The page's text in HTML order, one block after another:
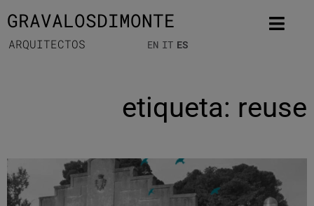
GRAVALOSDIMONTE
ARQUITECTOS EN IT ES
etiqueta: reuse